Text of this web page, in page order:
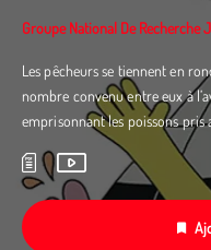
Groupe National De Recherche
Les pêcheurs se tiennent en
nombre convenu entre eux à
emprisonnant les poissons pris